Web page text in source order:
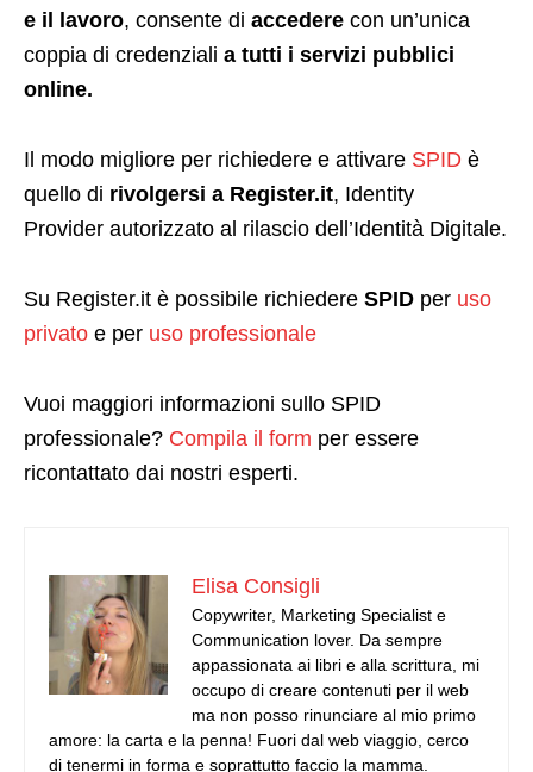
e il lavoro, consente di accedere con un’unica
coppia di credenziali a tutti i servizi pubblici
online.
Il modo migliore per richiedere e attivare SPID è
quello di rivolgersi a Register.it, Identity
Provider autorizzato al rilascio dell’Identità Digitale.
Su Register.it è possibile richiedere SPID per uso
privato e per uso professionale
Vuoi maggiori informazioni sullo SPID
professionale? Compila il form per essere
ricontattato dai nostri esperti.
Elisa Consigli
Copywriter, Marketing Specialist e
Communication lover. Da sempre
appassionata ai libri e alla scrittura, mi
occupo di creare contenuti per il web
ma non posso rinunciare al mio primo
amore: la carta e la penna! Fuori dal web viaggio, cerco
di tenermi in forma e soprattutto faccio la mamma.